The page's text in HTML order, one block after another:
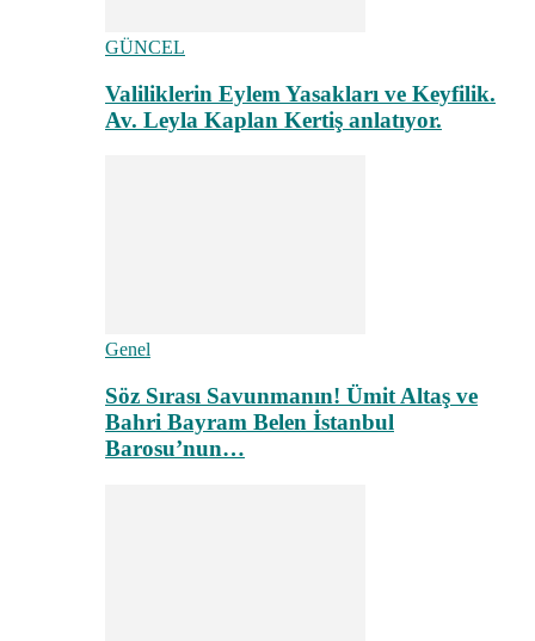
GÜNCEL
Valiliklerin Eylem Yasakları ve Keyfilik.
Av. Leyla Kaplan Kertiş anlatıyor.
Genel
Söz Sırası Savunmanın! Ümit Altaş ve
Bahri Bayram Belen İstanbul
Barosu’nun…